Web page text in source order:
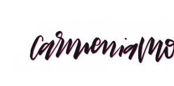
contenido